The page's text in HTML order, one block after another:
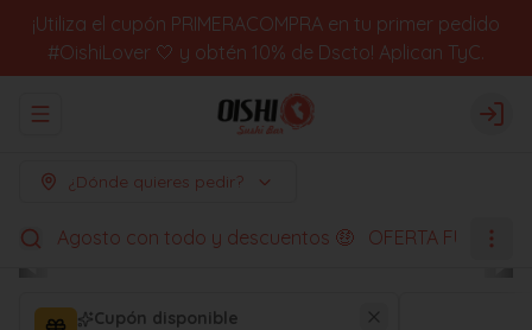
¡Utiliza el cupón PRIMERACOMPRA en tu primer pedido
#OishiLover 🤍 y obtén 10% de Dscto! Aplican TyC.
Abrir menu de navegación Login
¿Dónde quieres pedir?
Agosto con todo y descuentos 🤑 OFERTA FUGACES
Cupón disponible